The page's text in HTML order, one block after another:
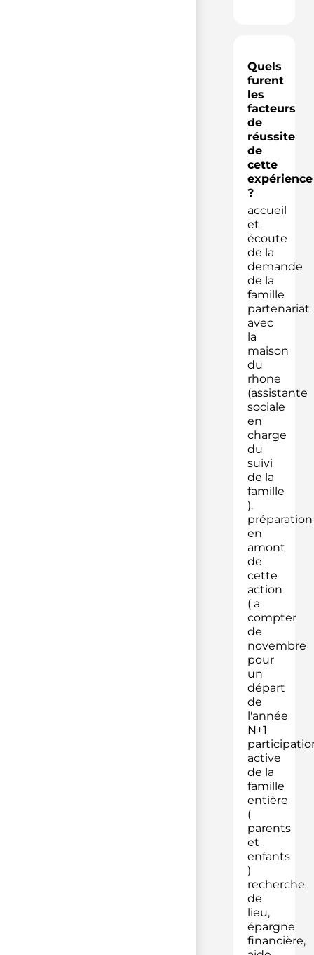
Quels
furent
les
facteurs
de
réussite
de
cette
expérience
?
accueil
et
écoute
de la
demande
de la
famille
partenariat
avec
la
maison
du
rhone
(assistante
sociale
en
charge
du
suivi
de la
famille
).
préparation
en
amont
de
cette
action
( a
compter
de
novembre
pour
un
départ
de
l'année
N+1
active
de la
famille
entière
(
parents
et
enfants
)
recherche
de
lieu,
épargne
financière,